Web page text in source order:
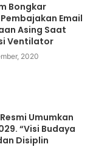
Bongkar
Email
Asing Saat
Ventilator
2020
Umumkan
“Visi Budaya
Disiplin